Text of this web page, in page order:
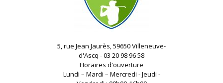
5, rue Jean Jaurès, 59650 Villeneuve-
d'Ascq - 03 20 98 96 58
Horaires d'ouverture
Lundi – Mardi – Mercredi - Jeudi -